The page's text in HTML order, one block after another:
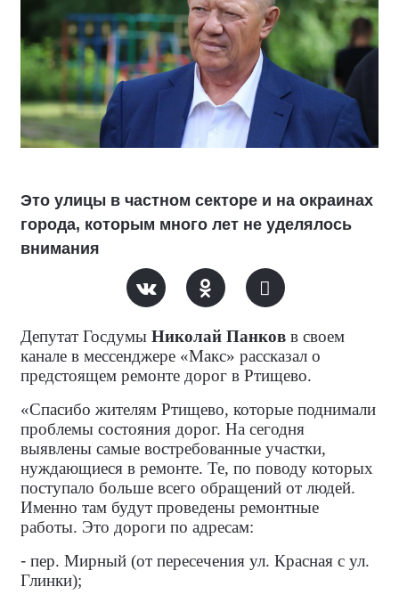
Это улицы в частном секторе и на окраинах
города, которым много лет не уделялось
внимания
Депутат Госдумы Николай Панков в своем
канале в мессенджере «Макс» рассказал о
предстоящем ремонте дорог в Ртищево.
«Спасибо жителям Ртищево, которые поднимали
проблемы состояния дорог. На сегодня
выявлены самые востребованные участки,
нуждающиеся в ремонте. Те, по поводу которых
поступало больше всего обращений от людей.
Именно там будут проведены ремонтные
работы. Это дороги по адресам:
- пер. Мирный (от пересечения ул. Красная с ул.
Глинки);